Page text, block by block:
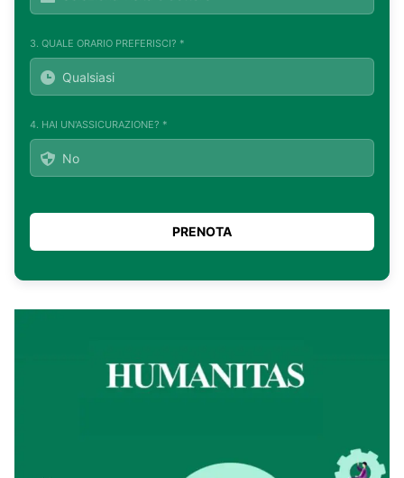
3. QUALE ORARIO PREFERISCI? *
4. HAI UN'ASSICURAZIONE? *